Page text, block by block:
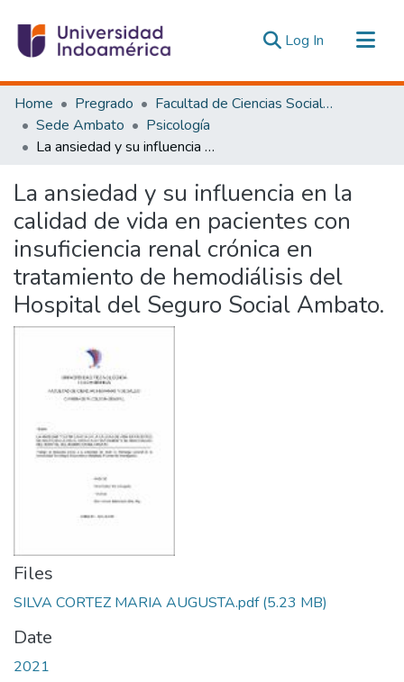
Log In (current)
Communities & Collections
All of DSpace
Statistics
Home Pregrado
Facultad de Ciencias Sociales y Humanas
Sede Ambato
Psicología
La ansiedad y su influencia en la calidad de vida en pacientes con insuficiencia renal crónica en tratamiento de hemodiálisis del Hospital del Seguro Social Ambato.
La ansiedad y su influencia en la
calidad de vida en pacientes con
insuficiencia renal crónica en
tratamiento de hemodiálisis del
Hospital del Seguro Social Ambato.
Files
SILVA CORTEZ MARIA AUGUSTA.pdf(5.23 MB)
Date
2021